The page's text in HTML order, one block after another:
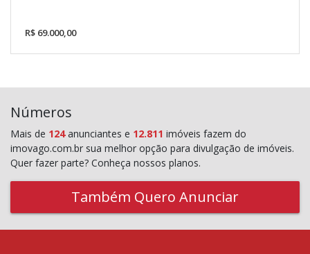
R$ 69.000,00
Números
Mais de 124anunciantes e 12.811 imóveis fazem do
imovago.com.br sua melhor opção para divulgação de imóveis.
Quer fazer parte? Conheça nossos planos.
Também Quero Anunciar